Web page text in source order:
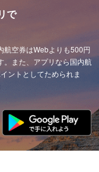
で
航空券はWebよりも500円
。また、アプリなら国内航
ントとしてためられま